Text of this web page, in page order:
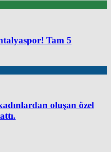
Tam 5
oluşan özel